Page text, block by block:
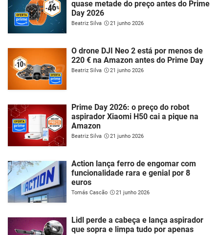
quase metade do preço antes do Prime
Day 2026
Beatriz Silva 21 junho 2026
O drone DJI Neo 2 está por menos de
220 € na Amazon antes do Prime Day
Beatriz Silva 21 junho 2026
Prime Day 2026: o preço do robot
aspirador Xiaomi H50 cai a pique na
Amazon
Beatriz Silva 21 junho 2026
Action lança ferro de engomar com
funcionalidade rara e genial por 8
euros
Tomás Cascão 21 junho 2026
Lidl perde a cabeça e lança aspirador
que sopra e limpa tudo por apenas